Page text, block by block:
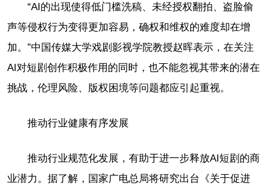
“AI的出现使得低门槛洗稿、未经授权翻拍、盗脸偷
声等侵权行为变得更加容易，确权和维权的难度却在增
加。”中国传媒大学戏剧影视学院教授赵晖表示，在关注
AI对短剧创作积极作用的同时，也不能忽视其带来的潜在
挑战，伦理风险、版权困境等问题都应引起重视。
推动行业健康有序发展
推动行业规范化发展，有助于进一步释放AI短剧的商
业潜力。据了解，国家广电总局将研究出台《关于促进